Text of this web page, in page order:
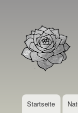
Branding der
Hauptnavigation
Startseite